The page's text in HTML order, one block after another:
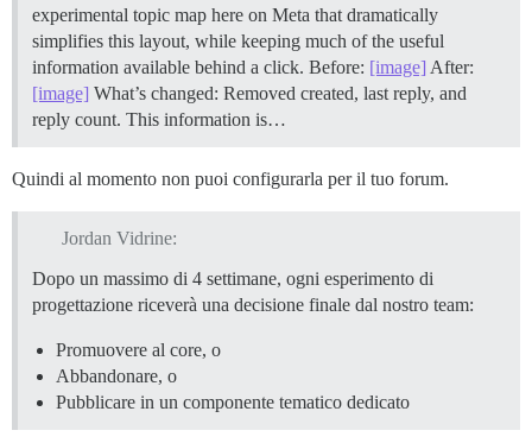
experimental topic map here on Meta that dramatically
simplifies this layout, while keeping much of the useful
information available behind a click. Before: [image] After:
[image] What’s changed: Removed created, last reply, and
reply count. This information is…
Quindi al momento non puoi configurarla per il tuo forum.
Jordan Vidrine:
Dopo un massimo di 4 settimane, ogni esperimento di
progettazione riceverà una decisione finale dal nostro team:
Promuovere al core, o
Abbandonare, o
Pubblicare in un componente tematico dedicato